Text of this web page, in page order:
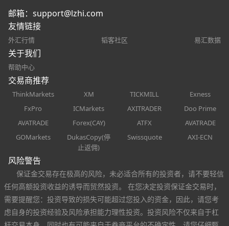
邮箱： support@lzhi.com
友情链接
外汇行情 韬客社区 易汇数据
关于我们
帮助中心
交易商推荐
ThinkMarkets XM TICKMILL
Exness
FxPro
ICMarkets AXITRADER
Doo Prime
AVATRADE
Forex(CAY) ATFX
AVATRADE
GOMarkets
DukasCopy(停
止返佣)
Swissquote AXI-ECN
风险警告
保证金交易存在极高的风险，未必适合所有的投资者，请不要轻信
任何高额投资收益的诱导而贸然投资。 在您决定投资保证金交易时，
需要提醒您：投资导致的损失可能超过您投入的资金，因此，请您考
虑自身的投资经验及风险承担能力理性投资。投资风险不仅来自于杠